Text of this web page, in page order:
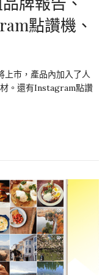
點讚機、
上市，產品內加入了人
。還有Instagram點讚